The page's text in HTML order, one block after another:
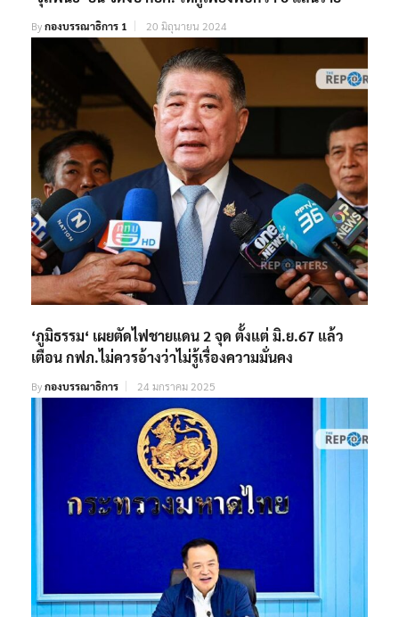
Byกองบรรณาธิการ 1 20 มิถุนายน 2024
‘ภูมิธรรม‘ เผยตัดไฟชายแดน 2 จุด ตั้งแต่ มิ.ย.67 แล้ว
เตือน กฟภ.ไม่ควรอ้างว่าไม่รู้เรื่องความมั่นคง
Byกองบรรณาธิการ 24 มกราคม 2025